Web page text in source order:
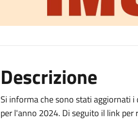
Descrizione
Si informa che sono stati aggiornati
per l'anno 2024. Di seguito il link